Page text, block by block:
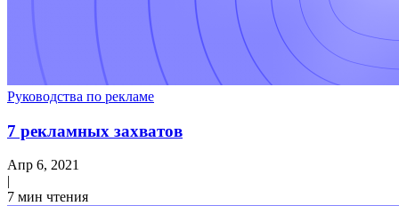
Руководства по рекламе
7 рекламных захватов
Апр 6, 2021
|
7 мин чтения